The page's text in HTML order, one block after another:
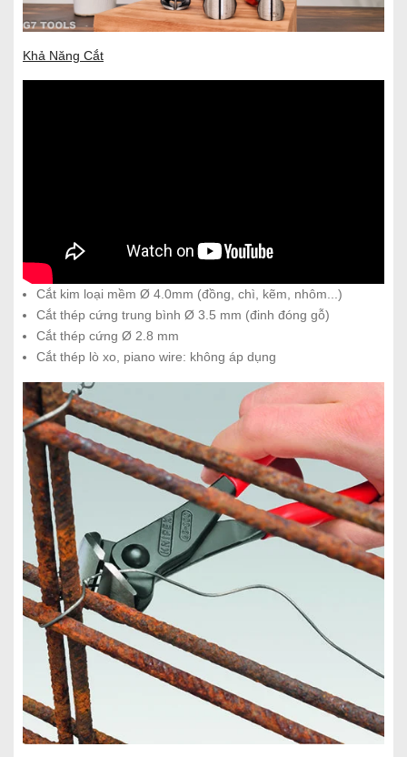
Khả Năng Cắt
Cắt kim loại mềm Ø 4.0mm (đồng, chì, kẽm, nhôm...)
Cắt thép cứng trung bình Ø 3.5 mm (đinh đóng gỗ)
Cắt thép cứng Ø 2.8 mm
Cắt thép lò xo, piano wire: không áp dụng